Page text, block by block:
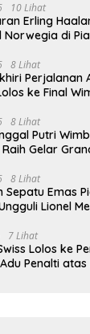
10 Lihat
Erling
Norwegia di
8 Lihat
Perjalanan
ke Final
8 Lihat
Putri
Gelar
8 Lihat
Sepatu Emas
Lionel
7 Lihat
Lolos ke
Penalti